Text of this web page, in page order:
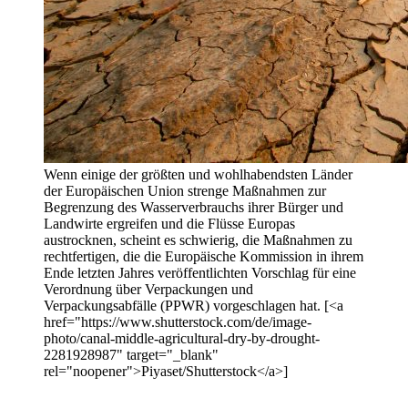
Wenn einige der größten und wohlhabendsten Länder
der Europäischen Union strenge Maßnahmen zur
Begrenzung des Wasserverbrauchs ihrer Bürger und
Landwirte ergreifen und die Flüsse Europas
austrocknen, scheint es schwierig, die Maßnahmen zu
rechtfertigen, die die Europäische Kommission in ihrem
Ende letzten Jahres veröffentlichten Vorschlag für eine
Verordnung über Verpackungen und
Verpackungsabfälle (PPWR) vorgeschlagen hat. [<a
href="https://www.shutterstock.com/de/image-
photo/canal-middle-agricultural-dry-by-drought-
2281928987" target="_blank"
rel="noopener">Piyaset/Shutterstock</a>]